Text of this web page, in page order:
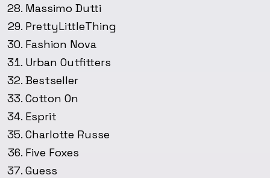
Massimo Dutti
PrettyLittleThing
Fashion Nova
Urban Outfitters
Bestseller
Cotton On
Esprit
Charlotte Russe
Five Foxes
Guess